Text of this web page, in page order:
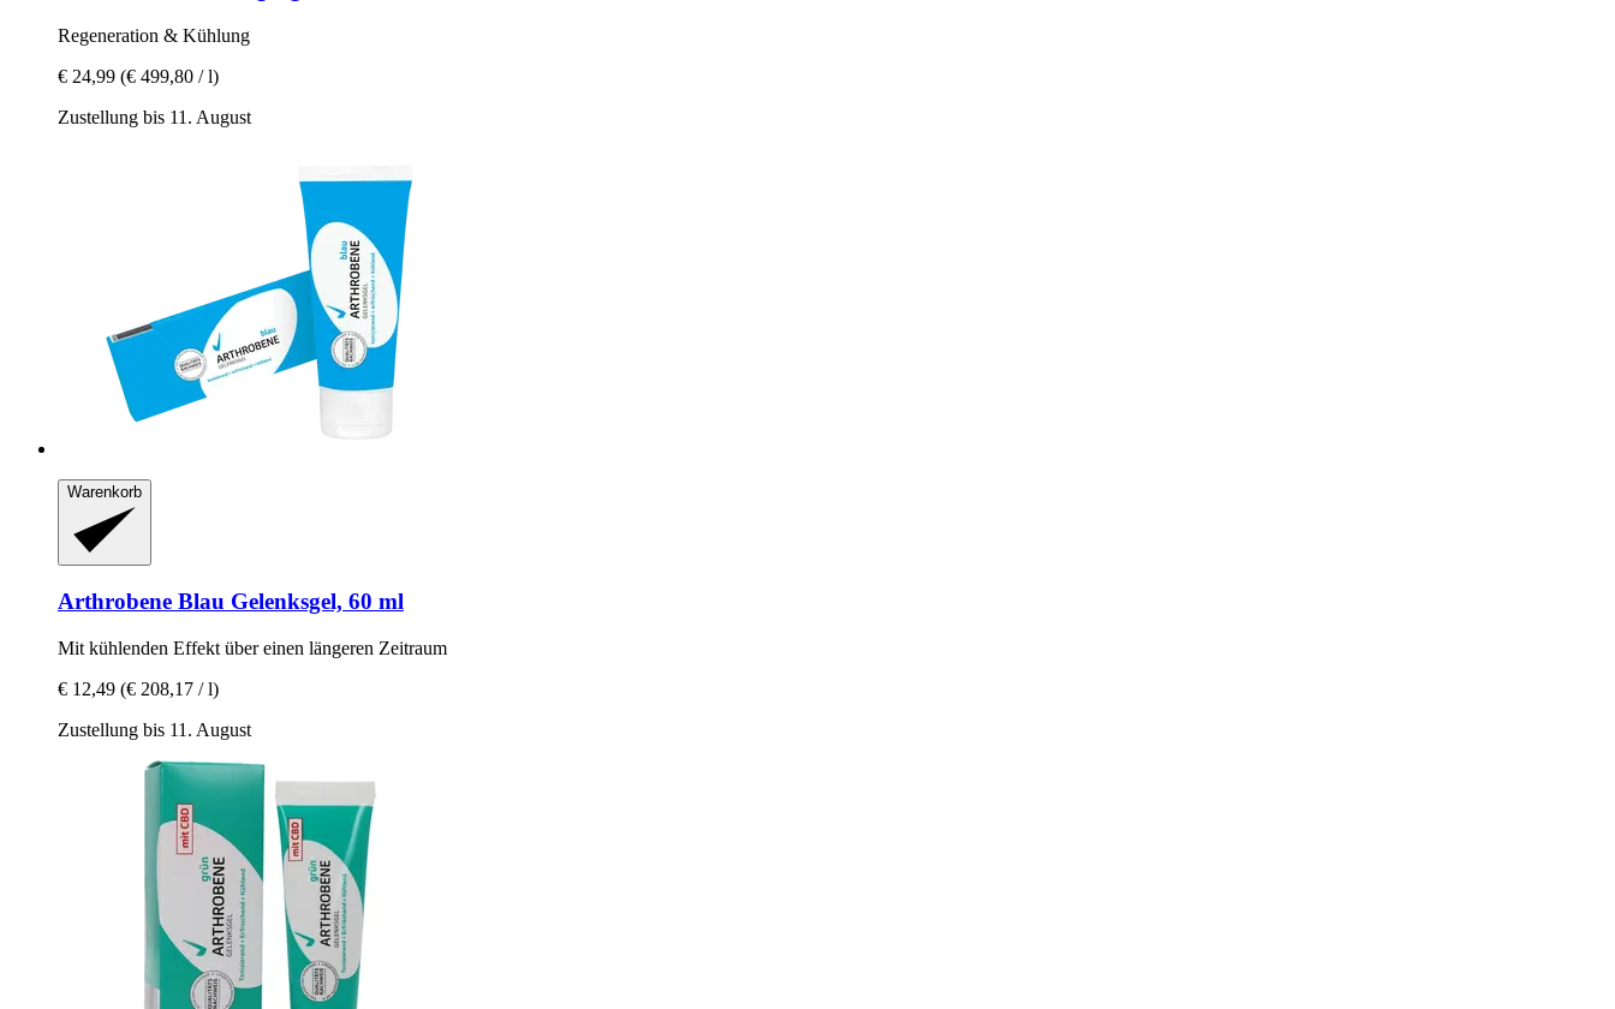
Regeneration & Kühlung
€ 24,99 (€ 499,80 / l)
Zustellung bis 11. August
Warenkorb
Arthrobene Blau Gelenksgel, 60 ml
Mit kühlenden Effekt über einen längeren Zeitraum
€ 12,49 (€ 208,17 / l)
Zustellung bis 11. August